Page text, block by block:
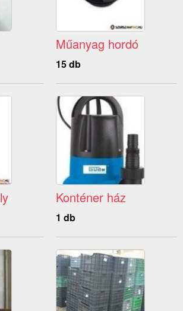
Műanyag hordó
15 db
Konténer ház
1 db